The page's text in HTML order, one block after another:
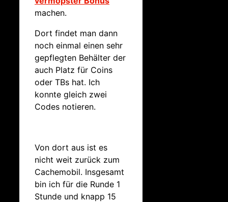
machen.
Dort findet man dann
noch einmal einen sehr
gepflegten Behälter der
auch Platz für Coins
oder TBs hat. Ich
konnte gleich zwei
Codes notieren.
Von dort aus ist es
nicht weit zurück zum
Cachemobil. Insgesamt
bin ich für die Runde 1
Stunde und knapp 15